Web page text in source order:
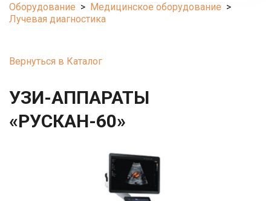
Оборудование
  >
Медицинское оборудование
Лучевая диагностика
Вернуться в Каталог
УЗИ-АППАРАТЫ
«РУСКАН-60»